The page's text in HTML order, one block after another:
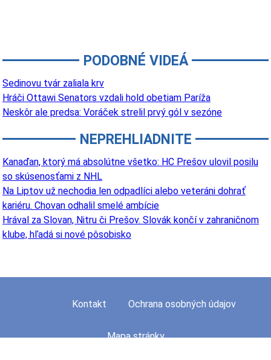
PODOBNÉ VIDEÁ
Sedinovu tvár zaliala krv
Hráči Ottawi Senators vzdali hold obetiam Paríža
Neskôr ale predsa: Voráček strelil prvý gól v sezóne
NEPREHLIADNITE
Kanaďan, ktorý má absolútne všetko: HC Prešov ulovil posilu
so skúsenosťami z NHL
Na Liptov už nechodia len odpadlíci alebo veteráni dohrať
kariéru. Chovan odhalil smelé ambície
Hrával za Slovan, Nitru či Prešov. Slovák končí v zahraničnom
klube, hľadá si nové pôsobisko
Kontakt Ochrana osobných údajov
Mapa stránky